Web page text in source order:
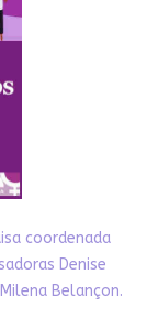
coordenada
Denise
Belançon.